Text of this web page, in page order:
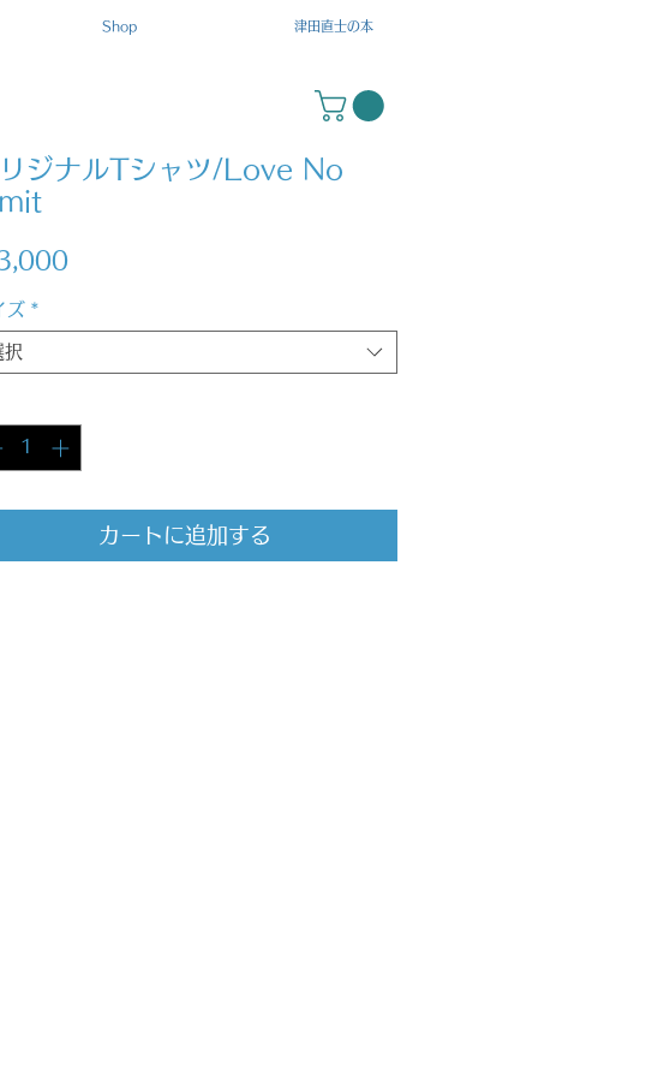
Shop 津田直士の本
ジナルTシャツ/Love No
価
ズ *
択
カートに追加する